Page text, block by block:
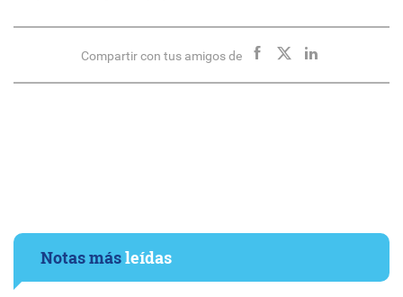
Compartir con tus amigos de
Notas másleídas